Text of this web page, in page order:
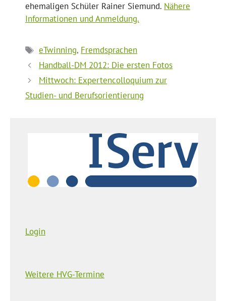
ehemaligen Schüler Rainer Siemund. Nähere
Informationen und Anmeldung.
Schlagwörter
eTwinning, Fremdsprachen
Handball-DM 2012: Die ersten Fotos
Mittwoch: Expertencolloquium zur
Studien- und Berufsorientierung
Login
Weitere HVG-Termine